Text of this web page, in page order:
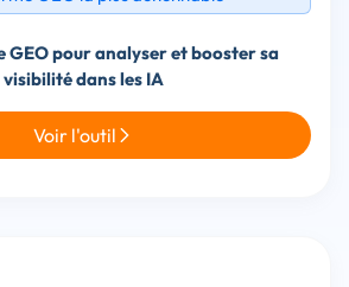
GEO pour analyser et booster sa
visibilité dans les IA
Voir l'outil